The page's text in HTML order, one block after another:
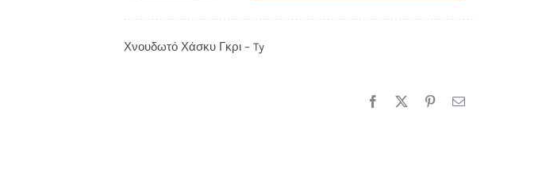
Χνουδωτό Χάσκυ Γκρι – Ty